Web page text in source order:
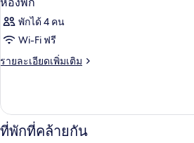
พักได้ 4 คน
Wi-Fi ฟรี
รายละเอียดเพิ่มเติม
ราย
เกี่ยว
กับ
ห้อง
ที่พักที่คล้ายกัน